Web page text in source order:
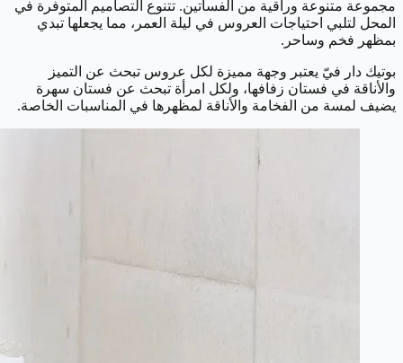
مجموعة متنوعة وراقية من الفساتين. تتنوع التصاميم المتوفرة في
المحل لتلبي احتياجات العروس في ليلة العمر، مما يجعلها تبدي
بمظهر فخم وساحر.
بوتيك دار فيّ يعتبر وجهة مميزة لكل عروس تبحث عن التميز
والأناقة في فستان زفافها، ولكل امرأة تبحث عن فستان سهرة
يضيف لمسة من الفخامة والأناقة لمظهرها في المناسبات الخاصة.